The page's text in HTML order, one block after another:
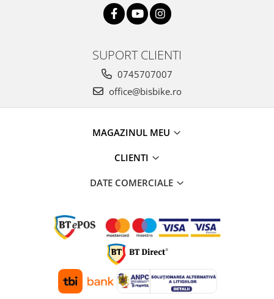
SUPORT CLIENTI
0745707007
office@bisbike.ro
MAGAZINUL MEU
CLIENTI
DATE COMERCIALE